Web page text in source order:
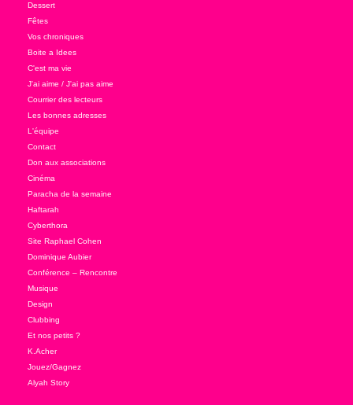
Dessert
Fêtes
Vos chroniques
Boite a Idees
C'est ma vie
J'ai aime / J'ai pas aime
Courrier des lecteurs
Les bonnes adresses
L'équipe
Contact
Don aux associations
Cinéma
Paracha de la semaine
Haftarah
Cyberthora
Site Raphael Cohen
Dominique Aubier
Conférence – Rencontre
Musique
Design
Clubbing
Et nos petits ?
K.Acher
Jouez/Gagnez
Alyah Story